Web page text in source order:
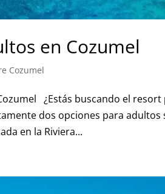
en Cozumel
Cozumel
¿Estás buscando el
dos opciones para adultos
en la Riviera...